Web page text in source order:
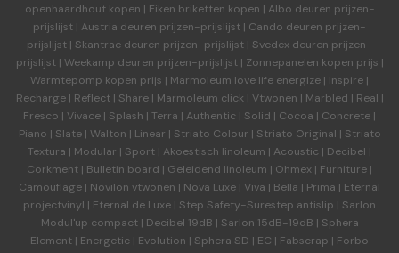
openhaardhout kopen | Eiken briketten kopen | Albo deuren prijzen-
prijslijst | Austria deuren prijzen-prijslijst | Cando deuren prijzen-
prijslijst | Skantrae deuren prijzen-prijslijst | Svedex deuren prijzen-
prijslijst| Weekamp deuren prijzen-prijslijst| Zonnepanelen kopen prijs |
Warmtepomp kopen prijs | Marmoleum love life energize | Inspire |
Recharge| Reflect| Share| Marmoleum click| Vtwonen | Marbled | Real |
Fresco | Vivace | Splash | Terra | Authentic | Solid | Cocoa | Concrete |
Piano | Slate| Walton | Linear | Striato Colour | Striato Original | Striato
Textura | Modular | Sport | Akoestisch linoleum | Acoustic | Decibel |
Corkment | Bulletin board | Geleidend linoleum | Ohmex | Furniture |
Camouflage | Novilon vtwonen | Nova Luxe | Viva | Bella | Prima | Eternal
projectvinyl | Eternal de Luxe | Step Safety-Surestep antislip | Sarlon
Modul'up compact| Decibel 19dB | Sarlon 15dB-19dB | Sphera
Element | Energetic | Evolution | Sphera SD | EC | Fabscrap | Forbo